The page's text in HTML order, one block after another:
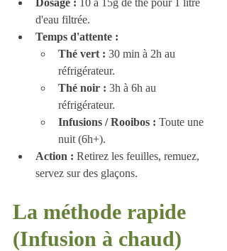
d'eau filtrée.
Temps d'attente :
Thé vert : 30 min à 2h au
réfrigérateur.
Thé noir : 3h à 6h au
réfrigérateur.
Infusions / Rooibos : Toute une
nuit (6h+).
Action : Retirez les feuilles, remuez,
servez sur des glaçons.
La méthode rapide
(Infusion à chaud)